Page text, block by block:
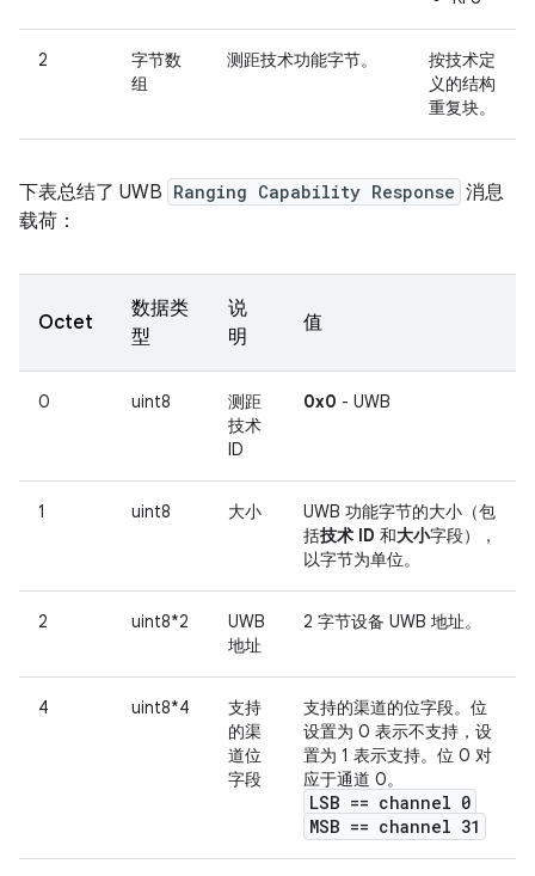
2
字节数
组
测距技术功能字节。
按技术定
义的结构
重复块。
下表总结了 UWB Ranging Capability Response 消息
载荷：
Octet
数据类
型
说
明
值
0 uint8
测距
技术
ID
0x0 - UWB
1 uint8 大小
UWB 功能字节的大小（包
括技术 ID 和大小字段），
以字节为单位。
2 uint8*2
UWB
地址
2 字节设备 UWB 地址。
4 uint8*4
支持
的渠
道位
字段
支持的渠道的位字段。位
设置为 0 表示不支持，设
置为 1 表示支持。位 0 对
应于通道 0。
LSB == channel 0
MSB == channel 31